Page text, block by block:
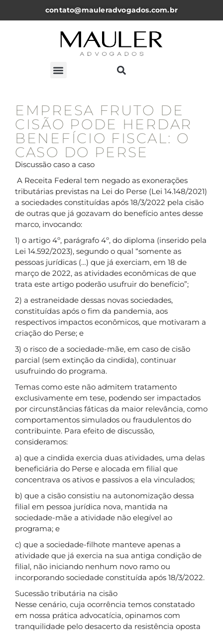
contato@mauleradvogados.com.br
EMPRESA FRUTO DE
CISÃO PODE HERDAR
BENEFÍCIO FISCAL: O
CASO DO PERSE
Discussão caso a caso
A Receita Federal tem negado as exonerações
tributárias previstas na Lei do Perse (Lei 14.148/2021)
a sociedades constituídas após 18/3/2022 pela cisão
de outras que já gozavam do benefício antes desse
marco, invocando:
1) o artigo 4º, parágrafo 4º, do diploma (inserido pela
Lei 14.592/2023), segundo o qual “somente as
pessoas jurídicas (…) que já exerciam, em 18 de
março de 2022, as atividades econômicas de que
trata este artigo poderão usufruir do benefício”;
2) a estraneidade dessas novas sociedades,
constituídas após o fim da pandemia, aos
respectivos impactos econômicos, que motivaram a
criação do Perse; e
3) o risco de a sociedade-mãe, em caso de cisão
parcial (sem extinção da cindida), continuar
usufruindo do programa.
Temas como este não admitem tratamento
exclusivamente em tese, podendo ser impactados
por circunstâncias fáticas da maior relevância, como
comportamentos simulados ou fraudulentos do
contribuinte. Para efeito de discussão,
consideramos:
a) que a cindida exercia duas atividades, uma delas
beneficiária do Perse e alocada em filial que
concentrava os ativos e passivos a ela vinculados;
b) que a cisão consistiu na autonomização dessa
filial em pessoa jurídica nova, mantida na
sociedade-mãe a atividade não elegível ao
programa; e
c) que a sociedade-filhote manteve apenas a
atividade que já exercia na sua antiga condição de
filial, não iniciando nenhum novo ramo ou
incorporando sociedade constituída após 18/3/2022.
Sucessão tributária na cisão
Nesse cenário, cuja ocorrência temos constatado
em nossa prática advocatícia, opinamos com
tranquilidade pelo desacerto da resistência oposta